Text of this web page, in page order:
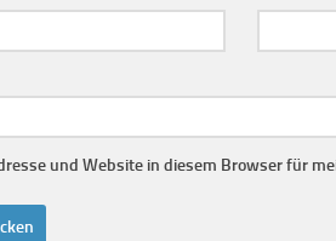
und Website in diesem Browser für